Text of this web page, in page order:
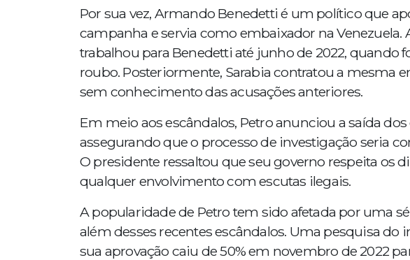
Por sua vez, Armando Benedetti é um político que
campanha e servia como embaixador na
trabalhou para Benedetti até junho de 2022, quando
roubo. Posteriormente, Sarabia contratou a mesma
sem conhecimento das acusações anteriores.
Em meio aos escândalos, Petro anunciou a saída
assegurando que o processo de investigação seria
O presidente ressaltou que seu governo respeita os
qualquer envolvimento com escutas ilegais.
A popularidade de Petro tem sido afetada por uma
além desses recentes escândalos. Uma pesquisa
sua aprovação caiu de 50% em novembro de 2022